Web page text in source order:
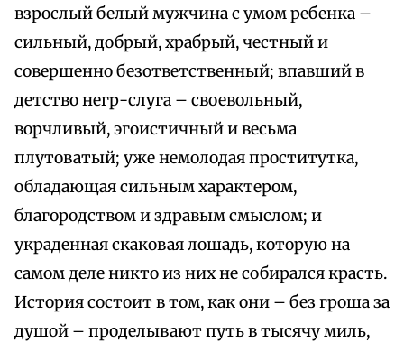
взрослый белый мужчина с умом ребенка –
сильный, добрый, храбрый, честный и
совершенно безответственный; впавший в
детство негр-слуга – своевольный,
ворчливый, эгоистичный и весьма
плутоватый; уже немолодая проститутка,
обладающая сильным характером,
благородством и здравым смыслом; и
украденная скаковая лошадь, которую на
самом деле никто из них не собирался красть.
История состоит в том, как они – без гроша за
душой – проделывают путь в тысячу миль,